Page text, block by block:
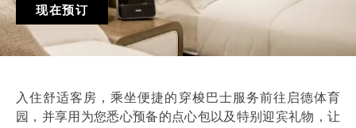
现在预订
入住舒适客房，乘坐便捷的穿梭巴士服务前往启德体育
园，并享用为您悉心预备的点心包以及特别迎宾礼物，让